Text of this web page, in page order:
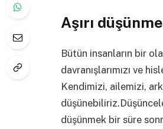
Aşırı
Bütün insanların bir
davranışlarımızı ve
Kendimizi, ailemizi,
düşünmek bir süre